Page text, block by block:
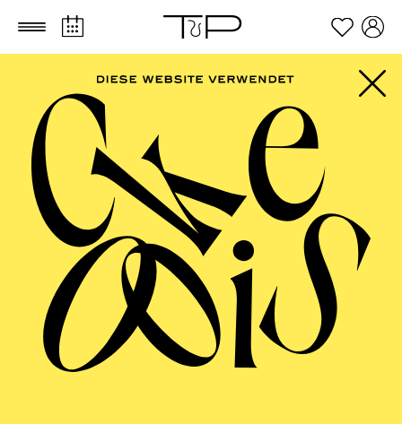
Zum Hauptinhalt springen Zum Footer springen
FILTER
17:15
Einführung "zum Anfassen"für junges Publikum im 1.
TICKETS
57,00 42,00 35,00
DEZEMBER 2026
PHILHARMONIE ESSEN
Dienstag
01.12.2026